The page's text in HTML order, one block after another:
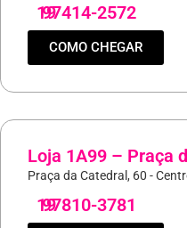
19
97414-2572
COMO CHEGAR
Loja 1A99 – Praça
Praça da Catedral, 60 -
19
97810-3781